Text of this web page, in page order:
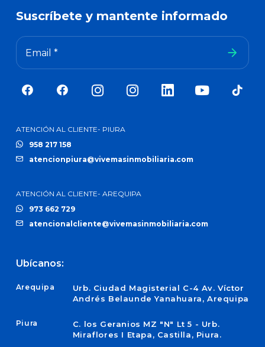
Suscríbete y mantente informado
Email *
ATENCIÓN AL CLIENTE- PIURA
958 217 158
atencionpiura@vivemasinmobiliaria.com
ATENCIÓN AL CLIENTE- AREQUIPA
973 662 729
atencionalcliente@vivemasinmobiliaria.com
Ubícanos:
Arequipa
Urb. Ciudad Magisterial C-4 Av. Víctor
Andrés Belaunde Yanahuara, Arequipa
Piura
C. los Geranios MZ "N" Lt 5 - Urb.
Miraflores I Etapa, Castilla, Piura.